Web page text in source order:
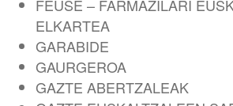
FEUSE – FARMAZILARI
ELKARTEA
GARABIDE
GAURGEROA
GAZTE ABERTZALEAK